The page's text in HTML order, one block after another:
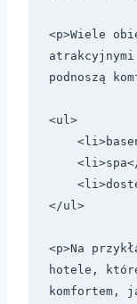
<p>Wiele
podnoszą
<ul>
</ul>
<p>Na
hotele,
komfortem,